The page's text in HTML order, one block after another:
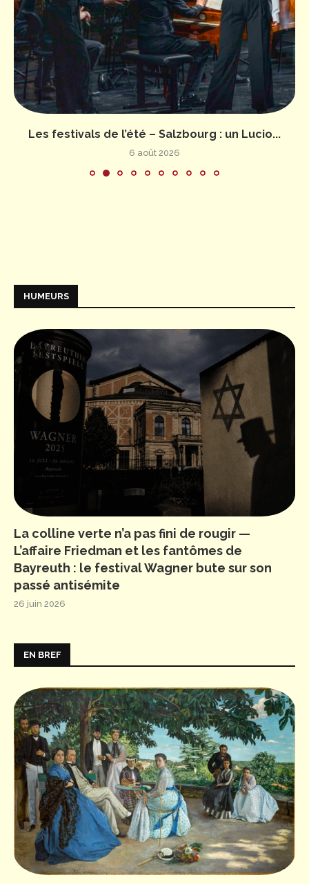
Les festivals de l’été – Salzbourg : un Lucio...
6 août 2026
HUMEURS
La colline verte n’a pas fini de rougir —
L’affaire Friedman et les fantômes de
Bayreuth : le festival Wagner bute sur son
passé antisémite
26 juin 2026
EN BREF